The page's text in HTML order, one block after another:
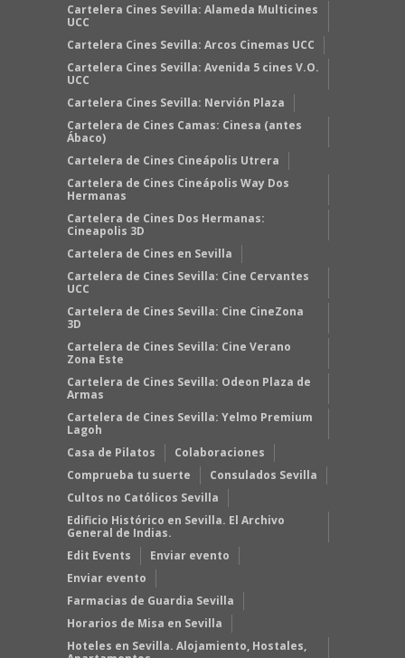
Cartelera Cines Sevilla: Alameda Multicines
UCC
Cartelera Cines Sevilla: Arcos Cinemas UCC
Cartelera Cines Sevilla: Avenida 5 cines V.O.
UCC
Cartelera Cines Sevilla: Nervión Plaza
Cartelera de Cines Camas: Cinesa (antes
Ábaco)
Cartelera de Cines Cineápolis Utrera
Cartelera de Cines Cineápolis Way Dos
Hermanas
Cartelera de Cines Dos Hermanas:
Cineapolis 3D
Cartelera de Cines en Sevilla
Cartelera de Cines Sevilla: Cine Cervantes
UCC
Cartelera de Cines Sevilla: Cine CineZona
3D
Cartelera de Cines Sevilla: Cine Verano
Zona Este
Cartelera de Cines Sevilla: Odeon Plaza de
Armas
Cartelera de Cines Sevilla: Yelmo Premium
Lagoh
Casa de Pilatos
Colaboraciones
Comprueba tu suerte
Consulados Sevilla
Cultos no Católicos Sevilla
Edificio Histórico en Sevilla. El Archivo
General de Indias.
Edit Events
Enviar evento
Enviar evento
Farmacias de Guardia Sevilla
Horarios de Misa en Sevilla
Hoteles en Sevilla. Alojamiento, Hostales,